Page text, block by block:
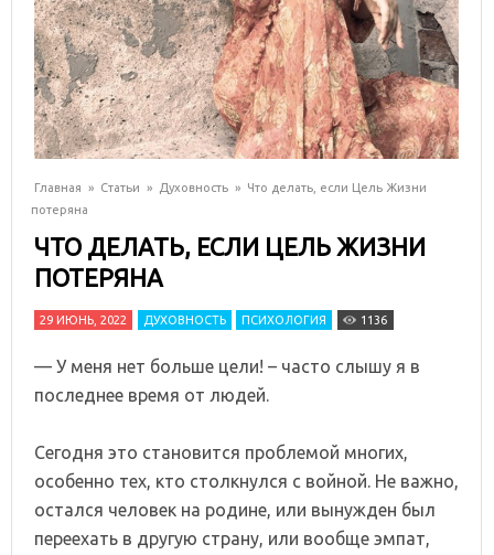
Главная » Статьи » Духовность » Что делать, если Цель Жизни
потеряна
ЧТО ДЕЛАТЬ, ЕСЛИ ЦЕЛЬ ЖИЗНИ
ПОТЕРЯНА
29 ИЮНЬ, 2022 ДУХОВНОСТЬ ПСИХОЛОГИЯ 1136
— У меня нет больше цели! – часто слышу я в
последнее время от людей.
Сегодня это становится проблемой многих,
особенно тех, кто столкнулся с войной. Не важно,
остался человек на родине, или вынужден был
переехать в другую страну, или вообще эмпат,